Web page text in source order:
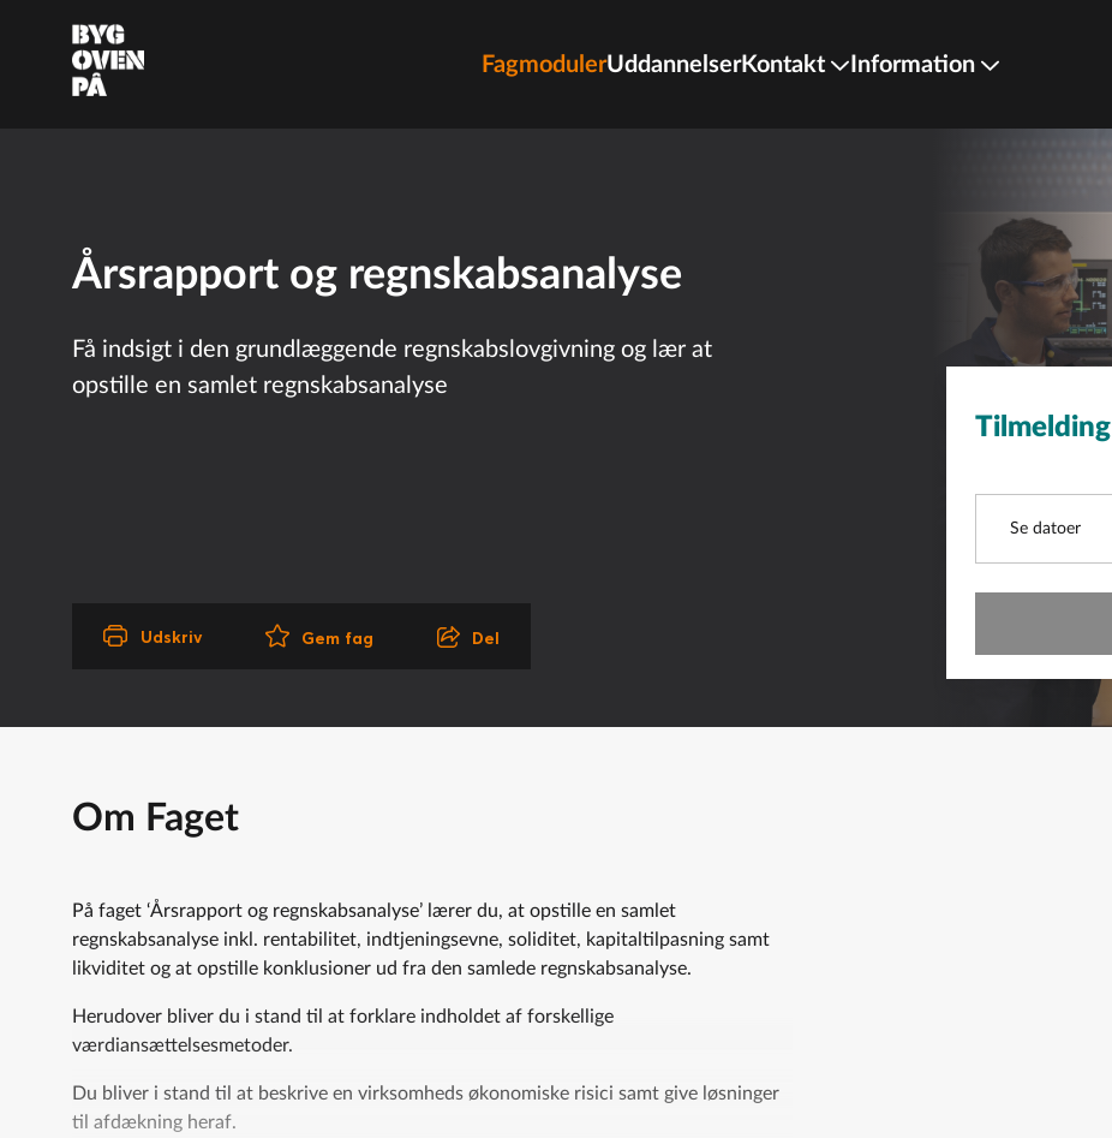
FagmodulerUddannelserKontakt Information
Årsrapport og regnskabsanalyse
Få indsigt i den grundlæggende regnskabslovgivning og lær at
opstille en samlet regnskabsanalyse
Udskriv Del
Gem fag
Om Faget
På faget ‘Årsrapport og regnskabsanalyse’ lærer du, at opstille en samlet
regnskabsanalyse inkl. rentabilitet, indtjeningsevne, soliditet, kapitaltilpasning samt
likviditet og at opstille konklusioner ud fra den samlede regnskabsanalyse.
Herudover bliver du i stand til at forklare indholdet af forskellige
værdiansættelsesmetoder.
Du bliver i stand til at beskrive en virksomheds økonomiske risici samt give løsninger
til afdækning heraf.
Tilmelding
Se datoer